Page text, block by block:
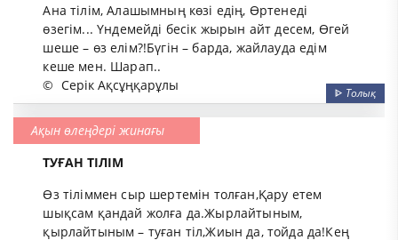
Ана тілім, Алашымның көзі едің, Өртенеді
өзегім... Үндемейді бесік жырын айт десем, Өгей
шеше – өз елім?!Бүгін – барда, жайлауда едім
кеше мен. Шарап..
© Серік Ақсұңқарұлы ᐈ Толық
Ақын өлеңдері жинағы
ТУҒАН ТІЛІМ
Өз тіліммен сыр шертемін толған,Қару етем
шықсам қандай жолға да.Жырлайтыным,
қырлайтыным – туған тіл,Жиын да, тойда да!Кең